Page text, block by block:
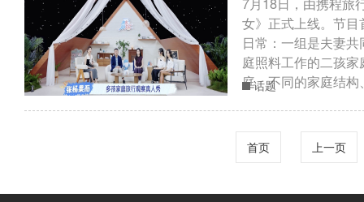
女》正式上线。节
日常：一组是夫妻
庭照料工作的二孩
庭。不同的家庭结构
话题
首页 上一页